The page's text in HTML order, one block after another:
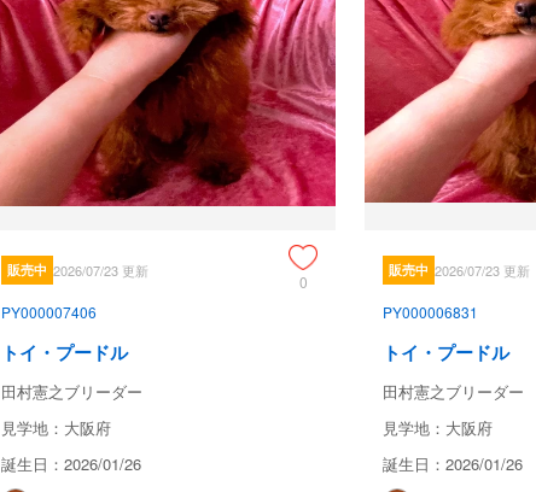
販売中 2026/07/23 更新
0
PY000007406
トイ・プードル
田村憲之ブリーダー
見学地：大阪府
誕生日：2026/01/26
販売中 2026/07/23 更新
PY000006831
トイ・プードル
田村憲之ブリーダー
見学地：大阪府
誕生日：2026/01/26